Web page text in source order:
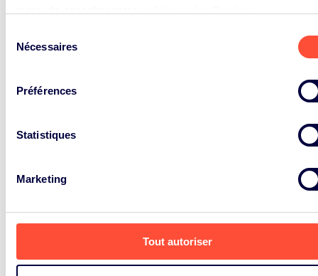
Nécessaires
Préférences
Statistiques
Marketing
Tout autoriser